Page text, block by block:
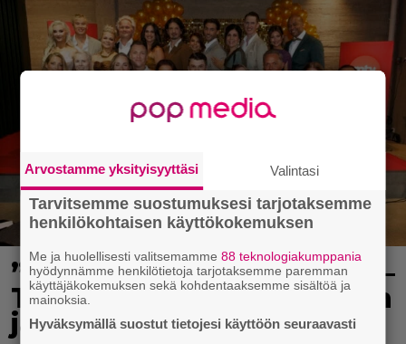
”Että semmonen sirkus” –
TTK-kilpailijat julkistettiin
ja kansalla on sanottavaa
Arvostamme yksityisyyttäsi Valintasi
Tarvitsemme suostumuksesi tarjotaksemme
henkilökohtaisen käyttökokemuksen
Me ja huolellisesti valitsemamme88 teknologiakumppania
hyödynnämme henkilötietoja tarjotaksemme paremman
käyttäjäkokemuksen sekä kohdentaaksemme sisältöä ja
mainoksia.
Hyväksymällä suostut tietojesi käyttöön seuraavasti